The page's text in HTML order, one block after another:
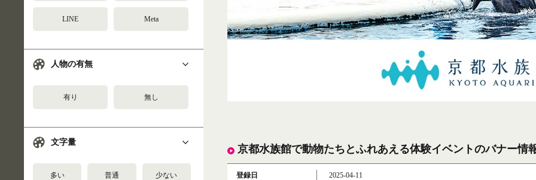
LINE Meta
人物の有無
有り 無し
文字量
多い 普通 少ない
京都水族館で動物たちとふれあえる体験イベントのバナー情
登録日 2025-04-11